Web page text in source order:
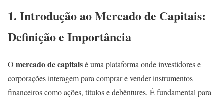
1. Introdução ao Mercado de Capitais:
Definição e Importância
O mercado de capitaisé uma plataforma onde investidores e
corporações interagem para comprar e vender instrumentos
financeiros como ações, títulos e debêntures. É fundamental para